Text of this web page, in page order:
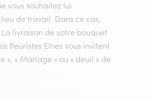
vous souhaitez lui
de travail. Dans ce cas,
livraison de votre bouquet
fleuristes Elnes vous invitent
« Mariage » ou « deuil » de